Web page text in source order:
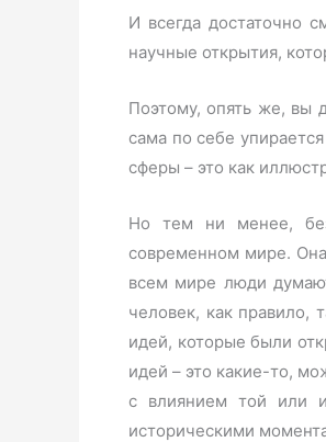
И всегда достаточно
научные открытия,
Поэтому, опять же, вы
сама по себе
сферы – это как
Но тем ни менее,
современном мире.
всем мире люди
человек, как правило,
идей, которые были
идей – это какие-то,
с влиянием той или
историческими